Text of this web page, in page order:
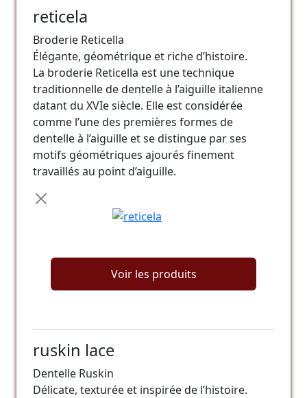
reticela
Broderie Reticella
Élégante, géométrique et riche d’histoire.
La broderie Reticella est une technique
traditionnelle de dentelle à l’aiguille italienne
datant du XVIe siècle. Elle est considérée
comme l’une des premières formes de
dentelle à l’aiguille et se distingue par ses
motifs géométriques ajourés finement
travaillés au point d’aiguille.
Voir les produits
ruskin lace
Dentelle Ruskin
Délicate, texturée et inspirée de l’histoire.